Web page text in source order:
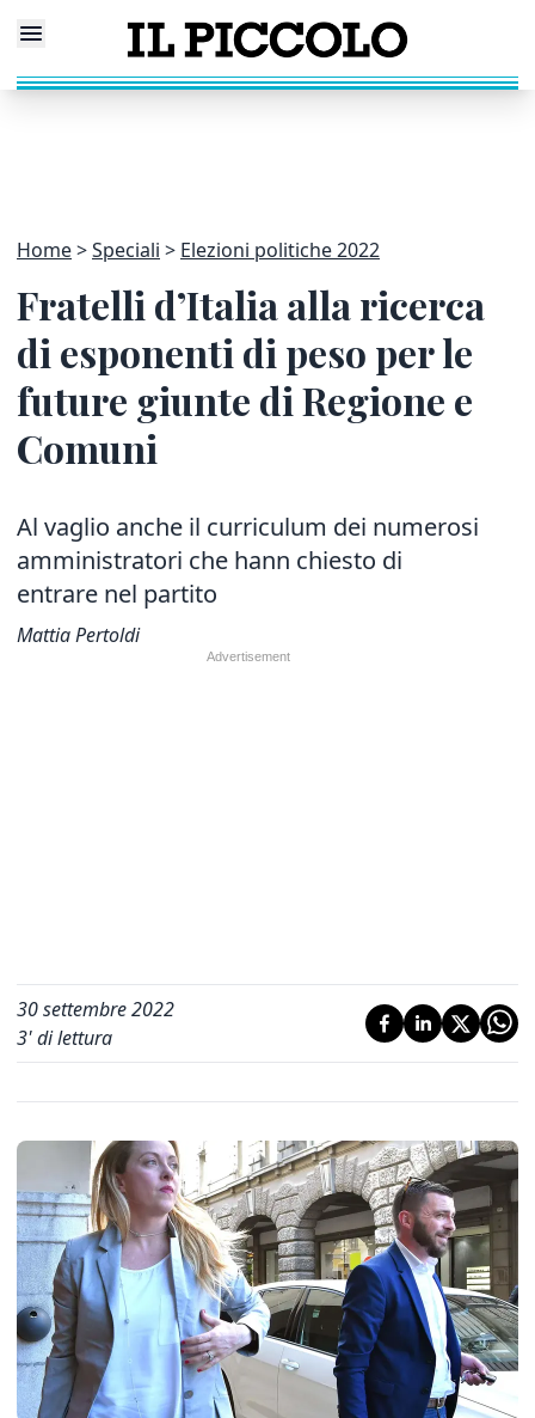
Home Speciali Elezioni politiche 2022
Fratelli d’Italia alla ricerca
di esponenti di peso per le
future giunte di Regione e
Comuni
Al vaglio anche il curriculum dei numerosi
amministratori che hann chiesto di
entrare nel partito
Mattia Pertoldi
30 settembre 2022
3' di lettura